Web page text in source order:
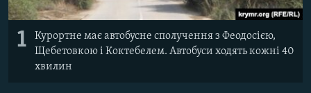
1
Курортне має автобусне сполучення з Феодосією,
Щебетовкою і Коктебелем. Автобуси ходять кожні 40
хвилин